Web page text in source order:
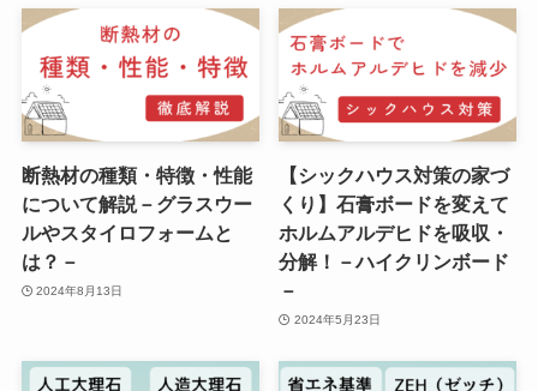
断熱材の種類・特徴・性能
について解説－グラスウー
ルやスタイロフォームと
は？－
2024年8月13日
【シックハウス対策の家づ
くり】石膏ボードを変えて
ホルムアルデヒドを吸収・
分解！－ハイクリンボード
－
2024年5月23日